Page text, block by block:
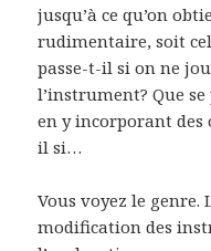
jusqu’à ce qu’on
rudimentaire, soit
passe-t-il si on ne
l’instrument? Que
en y incorporant des
il si…
Vous voyez le genre.
modification des